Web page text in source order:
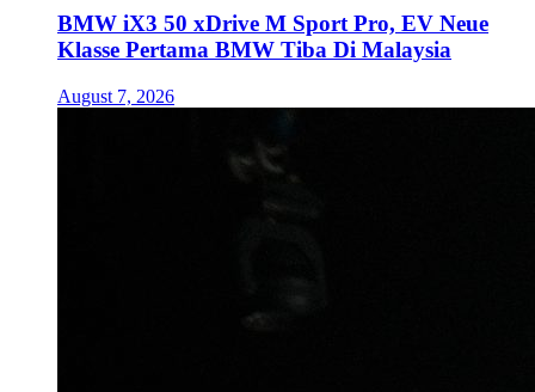
BMW iX3 50 xDrive M Sport Pro, EV Neue
Klasse Pertama BMW Tiba Di Malaysia
August 7, 2026